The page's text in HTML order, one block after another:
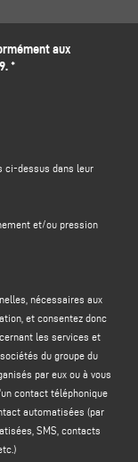
DES DONNÉES
de son
situé Via Archimede,
DU TRAITEMENT
et de contact
directement
de données dans la
le
personnel dans
soumis par
informations sur les
gratuites et de
aux
*
ci-dessus dans leur
et/ou pression
nécessaires aux
et consentez donc
les services et
du groupe du
par eux ou à vous
contact téléphonique
automatisées (par
SMS, contacts